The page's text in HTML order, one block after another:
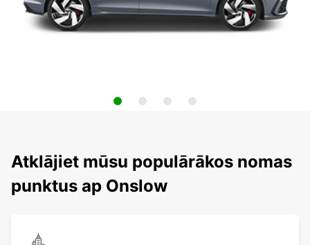
Atklājiet mūsu populārākos nomas
punktus ap Onslow